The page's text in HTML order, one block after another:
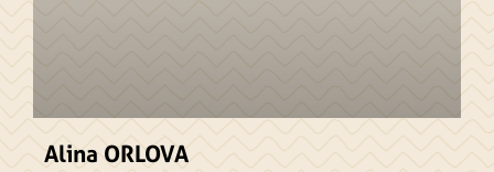
Alina ORLOVA